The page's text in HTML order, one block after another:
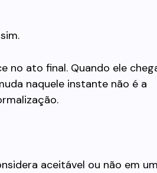
no ato final. Quando ele
naquele instante não é a
aceitável ou não em